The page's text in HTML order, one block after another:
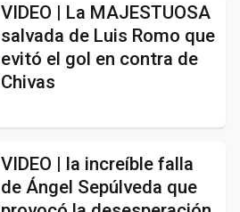
VIDEO | La MAJESTUOSA
salvada de Luis Romo que
evitó el gol en contra de
Chivas
VIDEO | la increíble falla
de Ángel Sepúlveda que